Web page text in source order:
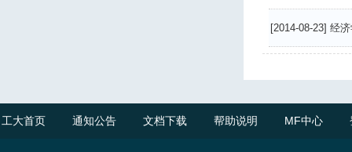
[2014-08-23] 经
工大首页 通知公告 文档下载 帮助说明 MF中心